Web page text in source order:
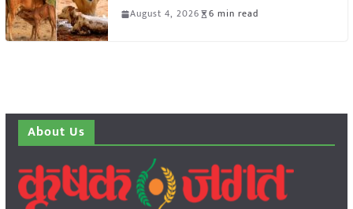
August 4, 2026 6 min read
About Us